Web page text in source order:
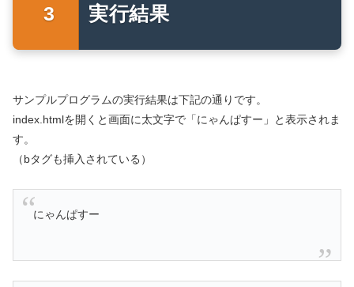
実行結果
サンプルプログラムの実行結果は下記の通りです。
index.htmlを開くと画面に太文字で「にゃんぱすー」と表示されま
す。
（bタグも挿入されている）
にゃんぱすー